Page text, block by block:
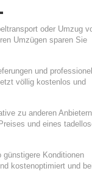
oder Umzug
Umzügen sparen Sie
und
völlig kostenlos und
zu anderen
und eines
Konditionen
kostenoptimiert und